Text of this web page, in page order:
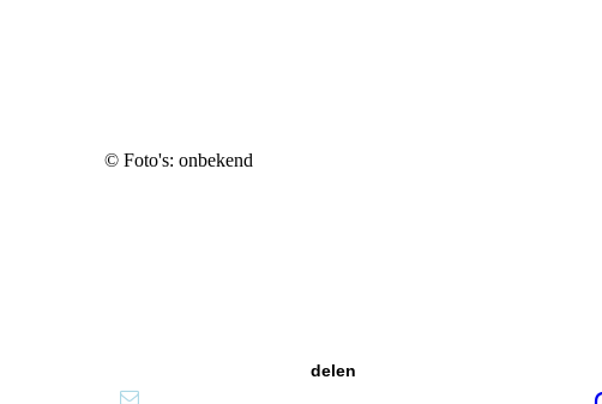
© Foto's: onbekend
delen